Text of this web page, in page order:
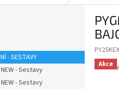
- SESTAVY
- Sestavy
- Sestavy
Akce